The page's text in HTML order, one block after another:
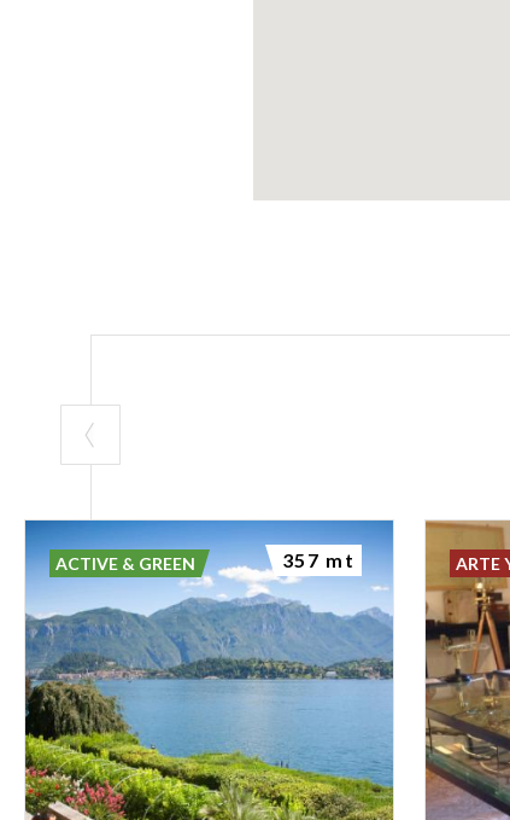
ACTIVE & GREEN 357 mt ARTE